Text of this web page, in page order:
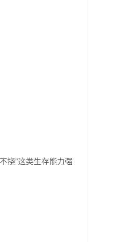
挠”这类生存能力强